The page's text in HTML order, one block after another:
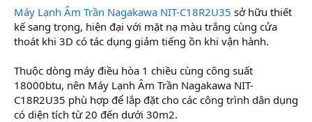
Máy Lạnh Âm Trần Nagakawa NIT-C18R2U35 sở hữu thiết
kế sang trọng, hiện đại với mặt nạ màu trắng cùng cửa
thoát khi 3D có tác dụng giảm tiếng ồn khi vận hành.
Thuộc dòng máy điều hòa 1 chiều cùng công suất
18000btu, nên Máy Lạnh Âm Trần Nagakawa NIT-
C18R2U35 phù hợp để lắp đặt cho các công trình dân dụng
có diện tích từ 20 đến dưới 30m2.